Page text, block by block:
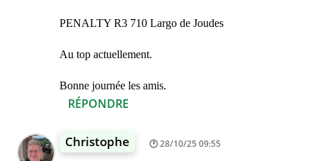
PENALTY R3 710 Largo de Joudes
Au top actuellement.
Bonne journée les amis.
RÉPONDRE
Christophe 28/10/25 09:55